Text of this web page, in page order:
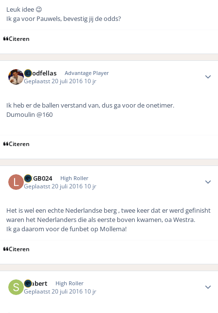
Leuk idee 😉
Ik ga voor Pauwels, bevestig jij de odds?
Citeren
Goodfellas Advantage Player
Geplaatst 20 juli 2016 10 jr
Ik heb er de ballen verstand van, dus ga voor de onetimer.
Dumoulin @160
Citeren
LMGB024 High Roller
Geplaatst 20 juli 2016 10 jr
Het is wel een echte Nederlandse berg , twee keer dat er werd gefinisht
waren het Nederlanders die als eerste boven kwamen, oa Westra.
Ik ga daarom voor de funbet op Mollema!
Citeren
Seabert High Roller
Geplaatst 20 juli 2016 10 jr